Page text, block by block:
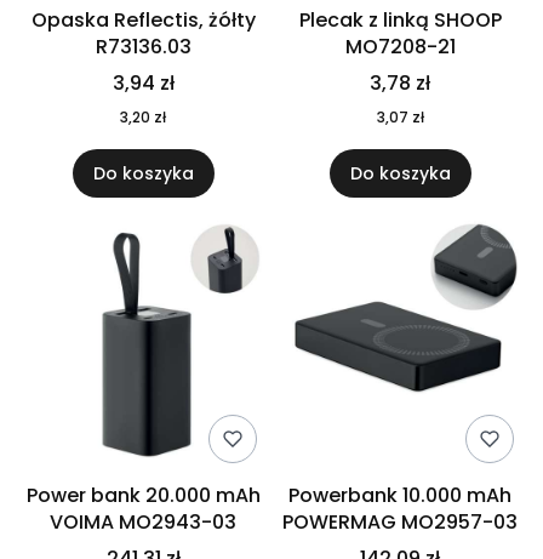
Opaska Reflectis, żółty
R73136.03
3,94 zł
3,20 zł
Do koszyka
Plecak z linką SHOOP
MO7208-21
3,78 zł
3,07 zł
Do koszyka
Power bank 20.000 mAh
VOIMA MO2943-03
Powerbank 10.000 mAh
POWERMAG MO2957-03